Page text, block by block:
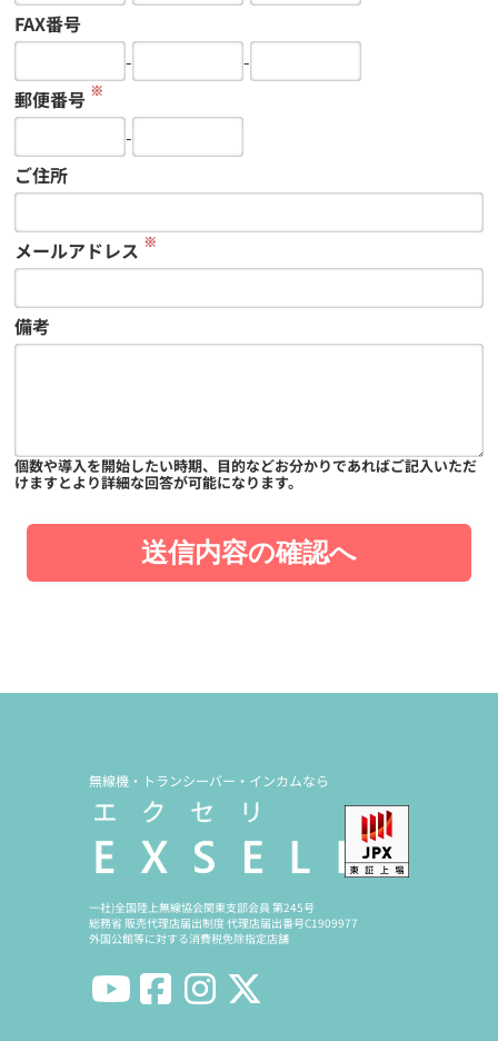
FAX番号
-
-
郵便番号 ※
-
ご住所
メールアドレス ※
備考
個数や導入を開始したい時期、目的などお分かりであればご記入いただ
けますとより詳細な回答が可能になります。
送信内容の確認へ
無線機・トランシーバー・インカムなら
一社)全国陸上無線協会関東支部会員 第245号
総務省 販売代理店届出制度 代理店届出番号C1909977
外国公館等に対する消費税免除指定店舗